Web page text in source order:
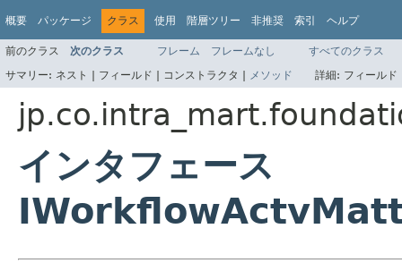
概要 パッケージ クラス 使用 階層ツリー 非推奨 索引 ヘルプ
前のクラス 次のクラス フレーム フレームなし
すべてのクラス
サマリー: ネスト | フィールド | コンストラクタ | メソッド 詳細: フィール
インタフェース